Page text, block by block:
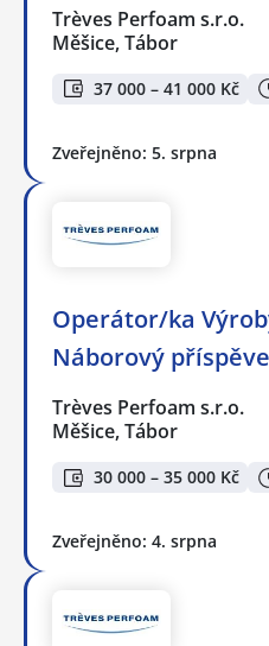
Trèves Perfoam s.r.o.
Měšice, Tábor
37 000 – 41 000 Kč
Zveřejněno: 5. srpna
Operátor/ka
Náborový
Trèves Perfoam s.r.o.
Měšice, Tábor
30 000 – 35 000 Kč
Zveřejněno: 4. srpna